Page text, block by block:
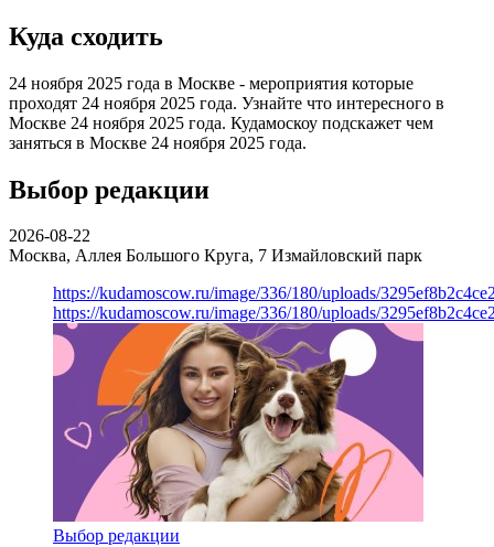
Куда сходить
24 ноября 2025 года в Москве - мероприятия которые
проходят 24 ноября 2025 года. Узнайте что интересного в
Москве 24 ноября 2025 года. Кудамоскоу подскажет чем
заняться в Москве 24 ноября 2025 года.
Выбор редакции
2026-08-22
Москва, Аллея Большого Круга, 7 Измайловский парк
https://kudamoscow.ru/image/336/180/uploads/
https://kudamoscow.ru/image/336/180/uploads/
Выбор редакции